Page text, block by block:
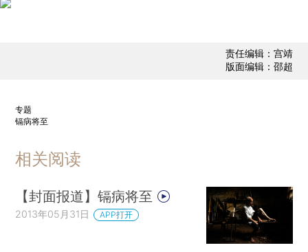
责任编辑：宫靖
版面编辑：邵超
专题
镉病将至
相关阅读
【封面报道】镉病将至
2013年05月31日 APP打开